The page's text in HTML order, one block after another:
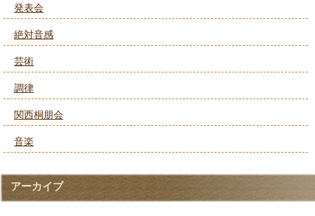
発表会
絶対音感
芸術
調律
関西桐朋会
音楽
アーカイブ